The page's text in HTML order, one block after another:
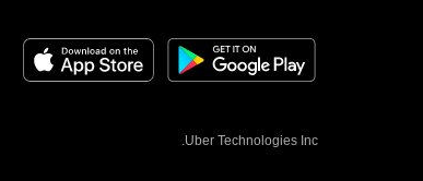
Uber Technologies Inc.